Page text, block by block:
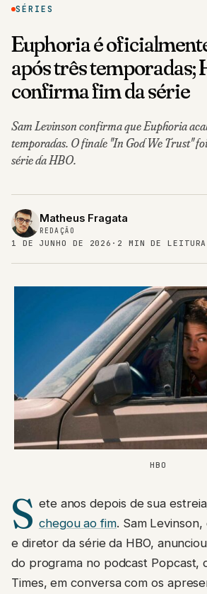
SÉRIES
Euphoria é
após três temporadas;
confirma fim da série
Sam Levinson confirma que Euphoria
temporadas. O finale "In God We Trust"
série da HBO.
Matheus Fragata
REDAÇÃO
1 DE JUNHO DE 2026 · 2 MIN DE LEITURA
HBO
S ete anos depois de sua
chegou ao fim. Sam
e diretor da série da HBO,
do programa no podcast Popcast,
Times, em conversa com os